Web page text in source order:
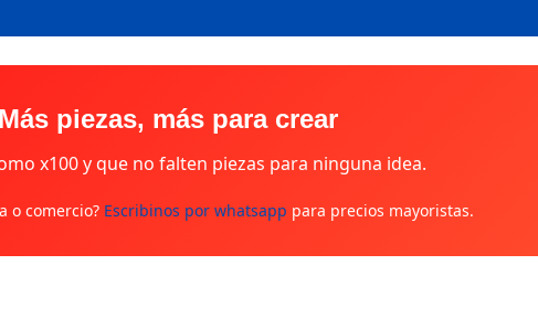
Más piezas, más para crear
x100 y que no falten piezas para ninguna idea.
o comercio? Escribinos por whatsapp para precios mayoristas.